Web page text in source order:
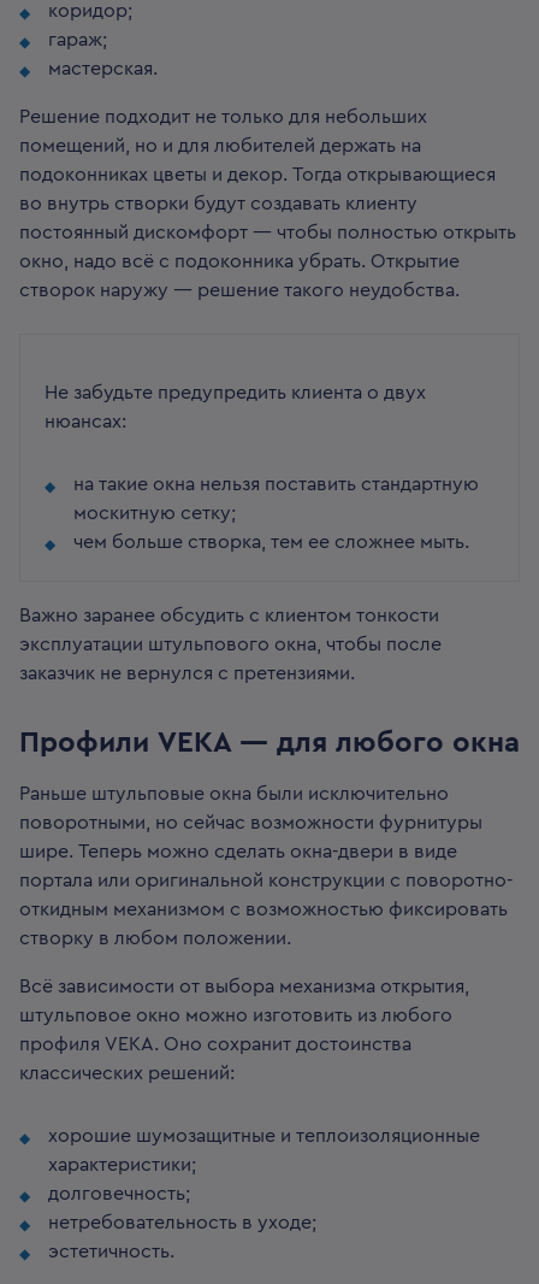
коридор;
гараж;
мастерская.
Решение подходит не только для небольших
помещений, но и для любителей держать на
подоконниках цветы и декор. Тогда открывающиеся
во внутрь створки будут создавать клиенту
постоянный дискомфорт — чтобы полностью открыть
окно, надо всё с подоконника убрать. Открытие
створок наружу — решение такого неудобства.
Не забудьте предупредить клиента о двух
нюансах:
на такие окна нельзя поставить стандартную
москитную сетку;
чем больше створка, тем ее сложнее мыть.
Важно заранее обсудить с клиентом тонкости
эксплуатации штульпового окна, чтобы после
заказчик не вернулся с претензиями.
Профили VEKA — для любого окна
Раньше штульповые окна были исключительно
поворотными, но сейчас возможности фурнитуры
шире. Теперь можно сделать окна-двери в виде
портала или оригинальной конструкции с поворотно-
откидным механизмом с возможностью фиксировать
створку в любом положении.
Всё зависимости от выбора механизма открытия,
штульповое окно можно изготовить из любого
профиля VEKA. Оно сохранит достоинства
классических решений:
хорошие шумозащитные и теплоизоляционные
характеристики;
долговечность;
нетребовательность в уходе;
эстетичность.